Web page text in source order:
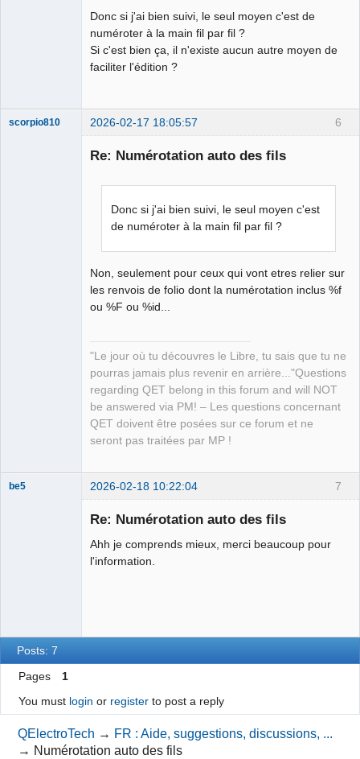
Donc si j'ai bien suivi, le seul moyen c'est de
numéroter à la main fil par fil ?
Si c'est bien ça, il n'existe aucun autre moyen de
faciliter l'édition ?
6
scorpio810 2026-02-17 18:05:57
Re: Numérotation auto des fils
Donc si j'ai bien suivi, le seul moyen c'est
de numéroter à la main fil par fil ?
Non, seulement pour ceux qui vont etres relier sur
les renvois de folio dont la numérotation inclus %f
ou %F ou %id...
"Le jour où tu découvres le Libre, tu sais que tu ne
pourras jamais plus revenir en arrière..."Questions
regarding QET belong in this forum and will NOT
be answered via PM! – Les questions concernant
QET doivent être posées sur ce forum et ne
seront pas traitées par MP !
7
be5 2026-02-18 10:22:04
Re: Numérotation auto des fils
Ahh je comprends mieux, merci beaucoup pour
l'information.
Posts: 7
Pages
1
You must login or registerto post a reply
QElectroTech → FR : Aide, suggestions, discussions, ...
→ Numérotation auto des fils